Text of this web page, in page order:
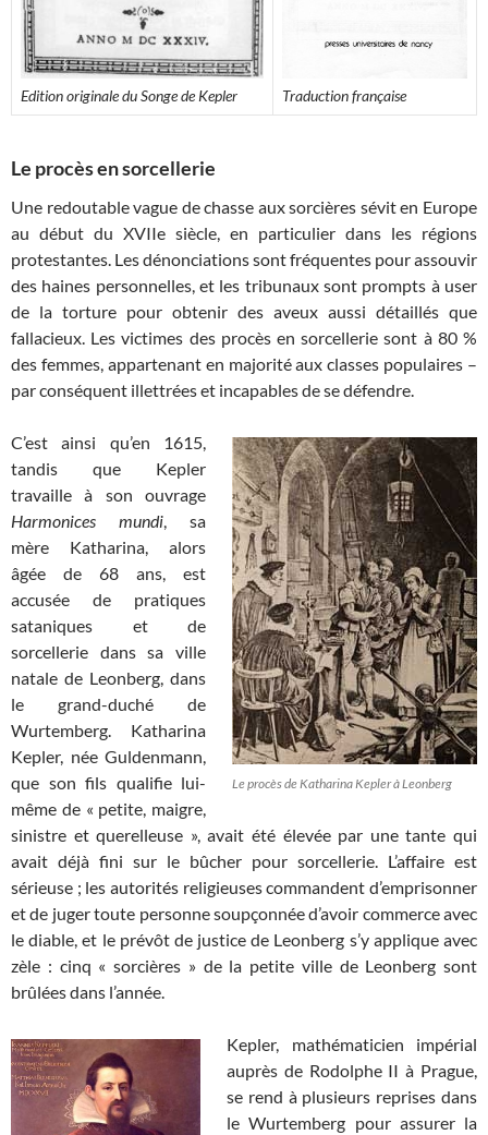
Edition originale du Songe de Kepler Traduction française
Le procès en sorcellerie
Une redoutable vague de chasse aux sorcières sévit en Europe
au début du XVIIe siècle, en particulier dans les régions
protestantes. Les dénonciations sont fréquentes pour assouvir
des haines personnelles, et les tribunaux sont prompts à user
de la torture pour obtenir des aveux aussi détaillés que
fallacieux. Les victimes des procès en sorcellerie sont à 80 %
des femmes, appartenant en majorité aux classes populaires –
par conséquent illettrées et incapables de se défendre.
Le procès de Katharina Kepler à Leonberg
C’est ainsi qu’en 1615,
tandis que Kepler
travaille à son ouvrage
Harmonices mundi, sa
mère Katharina, alors
âgée de 68 ans, est
accusée de pratiques
sataniques et de
sorcellerie dans sa ville
natale de Leonberg, dans
le grand-duché de
Wurtemberg. Katharina
Kepler, née Guldenmann,
que son fils qualifie lui-
même de « petite, maigre,
sinistre et querelleuse », avait été élevée par une tante qui
avait déjà fini sur le bûcher pour sorcellerie. L’affaire est
sérieuse ; les autorités religieuses commandent d’emprisonner
et de juger toute personne soupçonnée d’avoir commerce avec
le diable, et le prévôt de justice de Leonberg s’y applique avec
zèle : cinq « sorcières » de la petite ville de Leonberg sont
brûlées dans l’année.
Kepler, mathématicien impérial
auprès de Rodolphe II à Prague,
se rend à plusieurs reprises dans
le Wurtemberg pour assurer la